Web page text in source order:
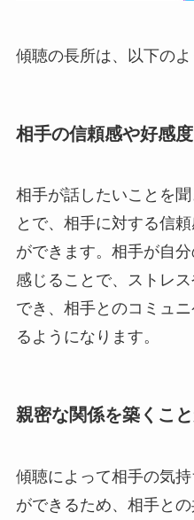
傾聴の長所は、以下のよ
相手の信頼感や好感
相手が話したいことを
とで、相手に対する信
ができます。相手が自
感じることで、ストレ
でき、相手とのコミュ
るようになります。
親密な関係を築くこ
傾聴によって相手の気
ができるため、相手と